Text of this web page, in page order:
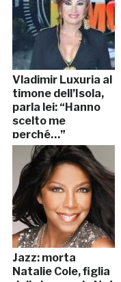
Vladimir Luxuria al
timone dell’Isola,
parla lei: “Hanno
scelto me
perché…”
Jazz: morta
Natalie Cole, figlia